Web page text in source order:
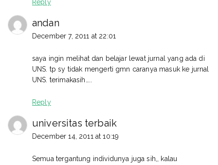
Reply
andan
December 7, 2011 at 22:01
saya ingin melihat dan belajar lewat jurnal yang ada di
UNS. tp sy tidak mengerti gmn caranya masuk ke jurnal
UNS. terimakasih…..
Reply
universitas terbaik
December 14, 2011 at 10:19
Semua tergantung individunya juga sih,, kalau